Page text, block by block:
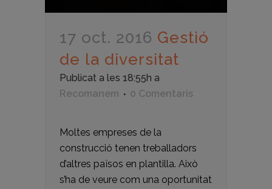
17 oct. 2016 Gestió
de la diversitat
Publicat a les 18:55h a
Recomanem
0 Comentaris
Moltes empreses de la
construcció tenen treballadors
d’altres països en plantilla. Això
s’ha de veure com una oportunitat